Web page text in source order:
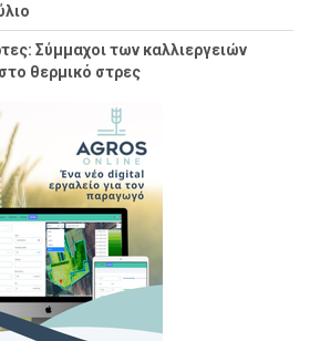
Σύμμαχοι των καλλιεργειών
θερμικό στρες